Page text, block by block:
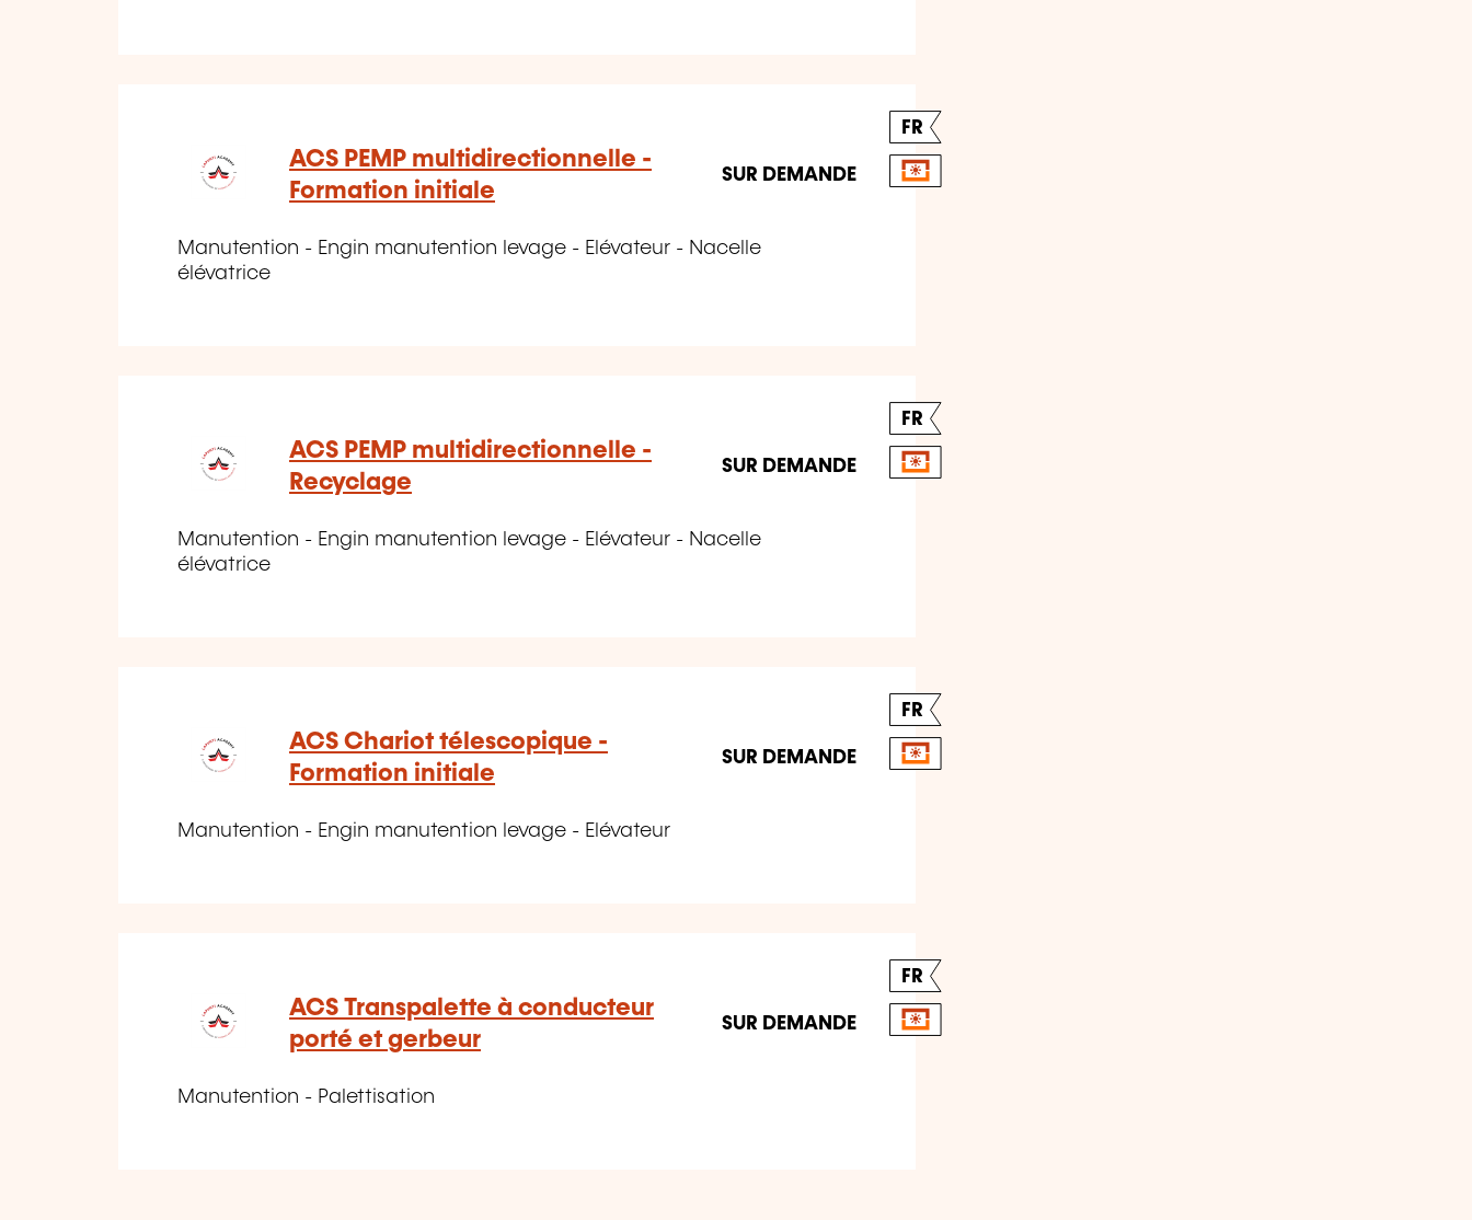
FR
ACS PEMP multidirectionnelle -
Formation initiale
SUR DEMANDE
Manutention - Engin manutention levage - Elévateur - Nacelle
élévatrice
FR
ACS PEMP multidirectionnelle -
Recyclage
SUR DEMANDE
Manutention - Engin manutention levage - Elévateur - Nacelle
élévatrice
FR
ACS Chariot télescopique -
Formation initiale
SUR DEMANDE
Manutention - Engin manutention levage - Elévateur
FR
ACS Transpalette à conducteur
porté et gerbeur
SUR DEMANDE
Manutention - Palettisation